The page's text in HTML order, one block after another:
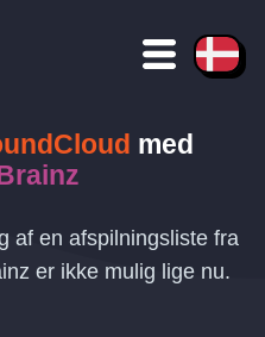
med
af en afspilningsliste fra
er ikke mulig lige nu.